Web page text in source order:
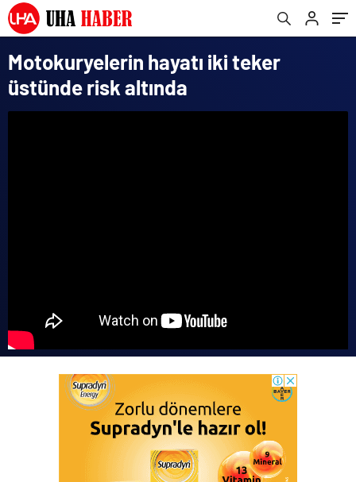
Motokuryelerin hayatı iki teker
üstünde risk altında